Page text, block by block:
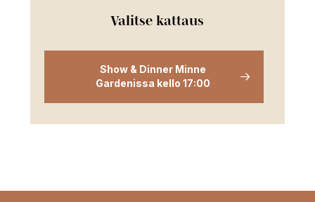
Valitse kattaus
Show & Dinner Minne
Gardenissa kello 17:00